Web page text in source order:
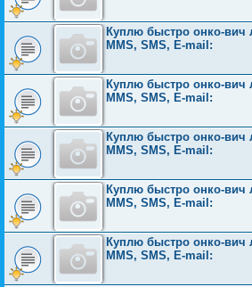
Куплю быстро онко-вич
MMS, SMS, E-mail:
Куплю быстро онко-вич
MMS, SMS, E-mail:
Куплю быстро онко-вич
MMS, SMS, E-mail:
Куплю быстро онко-вич
MMS, SMS, E-mail:
Куплю быстро онко-вич
MMS, SMS, E-mail: